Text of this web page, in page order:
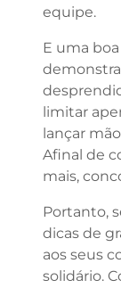
equipe.
E uma
limitar
lançar
Afinal de
mais,
Portanto,
dicas de
aos seus
solidário.